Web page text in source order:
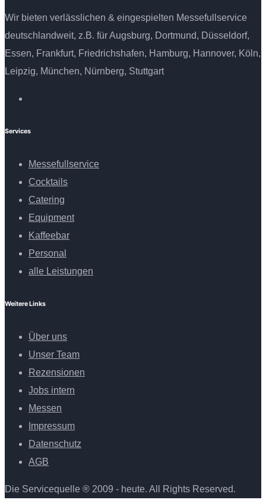
Wir bieten verlässlichen & eingespielten Messefullservice
deutschlandweit, z.B. für Augsburg, Dortmund, Düsseldorf,
Essen, Frankfurt, Friedrichshafen, Hamburg, Hannover, Köln,
Leipzig, München, Nürnberg, Stuttgart
Services
Messefullservice
Cocktails
Catering
Equipment
Kaffeebar
Personal
alle Leistungen
Weitere Links
Über uns
Unser Team
Rezensionen
Jobs intern
Messen
Impressum
Datenschutz
AGB
Die Servicequelle ® 2009 - heute. All Rights Reserved.